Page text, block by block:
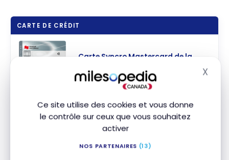
Ce site utilise des cookies et vous donne
le contrôle sur ceux que vous souhaitez
activer
NOS PARTENAIRES (13)
X
CARTE DE CRÉDIT
Carte Syncro Mastercard de la
Aucune offre de bienvenue
Valeur de la première année :
Carte Sélecte CIBC Visa*
sur les transferts de solde de 100 $
ou plus pendant 10 mois